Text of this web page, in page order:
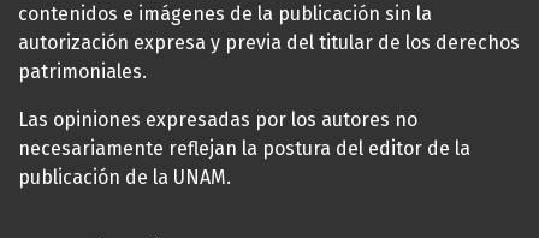
contenidos e imágenes de la publicación sin la
autorización expresa y previa del titular de los derechos
patrimoniales.
Las opiniones expresadas por los autores no
necesariamente reflejan la postura del editor de la
publicación de la UNAM.